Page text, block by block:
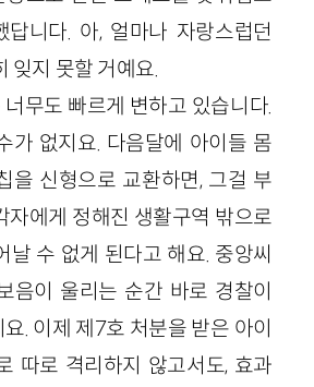
답니다. 아, 얼마나 자랑스럽던
잊지 못할 거예요.
무도 빠르게 변하고 있습니다.
가 없지요. 다음달에 아이들 몸
을 신형으로 교환하면, 그걸 부
자에게 정해진 생활구역 밖으로
날 수 없게 된다고 해요. 중앙씨
음이 울리는 순간 바로 경찰이
. 이제 제7호 처분을 받은 아이
따로 격리하지 않고서도, 효과